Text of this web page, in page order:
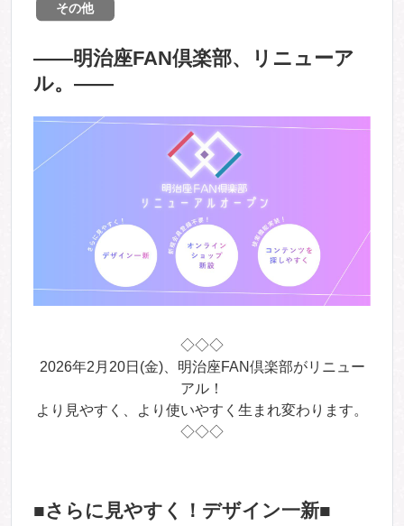
その他
――明治座FAN倶楽部、リニューア
ル。――
◇◇◇
2026年2月20日(金)、明治座FAN倶楽部がリニュー
アル！
より見やすく、より使いやすく生まれ変わります。
◇◇◇
■さらに見やすく！デザイン一新■